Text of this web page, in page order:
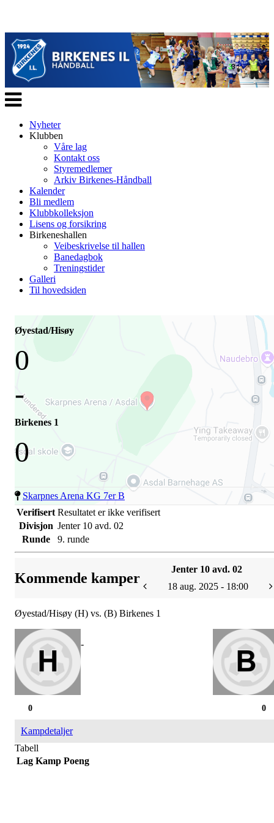
Veksle
navigasjon
Nyheter
Klubben
Våre lag
Kontakt oss
Styremedlemer
Arkiv Birkenes-Håndball
Kalender
Bli medlem
Klubbkolleksjon
Lisens og forsikring
Birkeneshallen
Veibeskrivelse til hallen
Banedagbok
Treningstider
Galleri
Til hovedsiden
Øyestad/Hisøy
0
-
Birkenes 1
0
Skarpnes Arena KG 7er B
Verifisert Resultatet er ikke verifisert
Divisjon Jenter 10 avd. 02
Runde
9. runde
Kommende kamper
Jenter 10 avd. 02
18 aug. 2025 - 18:00
Øyestad/Hisøy (H) vs. (B) Birkenes 1
-
0
0
Kampdetaljer
Tabell
Lag Kamp Poeng